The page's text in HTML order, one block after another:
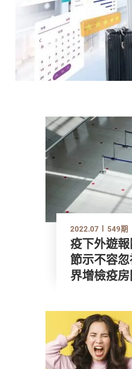
2022.07 549期
疫下外遊
節示不容忽視 促請
界增檢疫